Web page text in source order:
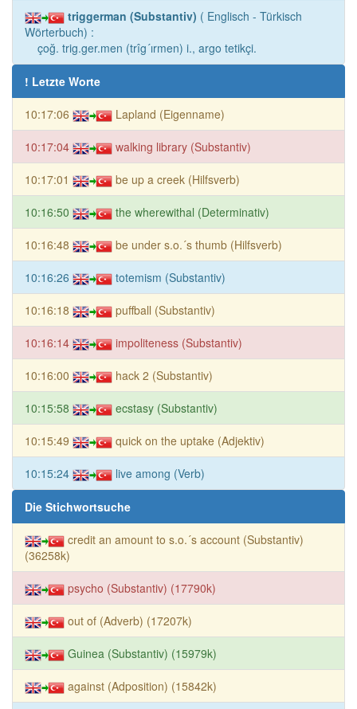
triggerman (Substantiv) ( Englisch - Türkisch
Wörterbuch) :
çoğ. trig.ger.men (trîg´ırmen) i., argo tetikçi.
! Letzte Worte
10:17:06 Lapland (Eigenname)
10:17:04 walking library (Substantiv)
10:17:01 be up a creek (Hilfsverb)
10:16:50 the wherewithal (Determinativ)
10:16:48 be under s.o.´s thumb (Hilfsverb)
10:16:26 totemism (Substantiv)
10:16:18 puffball (Substantiv)
10:16:14 impoliteness (Substantiv)
10:16:00 hack 2 (Substantiv)
10:15:58 ecstasy (Substantiv)
10:15:49 quick on the uptake (Adjektiv)
10:15:24 live among (Verb)
Die Stichwortsuche
credit an amount to s.o.´s account (Substantiv)
(36258k)
psycho (Substantiv) (17790k)
out of (Adverb) (17207k)
Guinea (Substantiv) (15979k)
against (Adposition) (15842k)